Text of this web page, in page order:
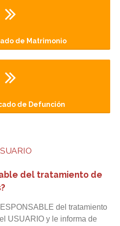
de Matrimonio
de Defunción
del tratamiento de
del tratamiento
USUARIO y le informa de